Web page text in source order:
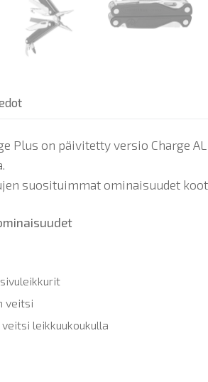
Plus on päivitetty versio Charge
suosituimmat ominaisuudet
veitsi
leikkuukoukulla